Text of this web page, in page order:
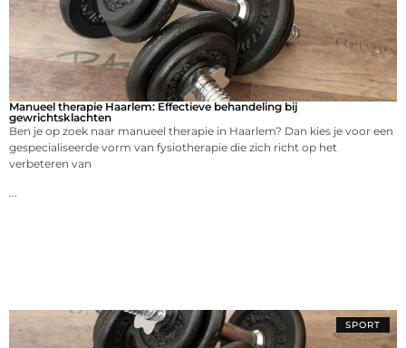
Manueel therapie Haarlem: Effectieve behandeling bij
gewrichtsklachten
Ben je op zoek naar manueel therapie in Haarlem? Dan kies je voor een
gespecialiseerde vorm van fysiotherapie die zich richt op het
verbeteren van
...
SPORT